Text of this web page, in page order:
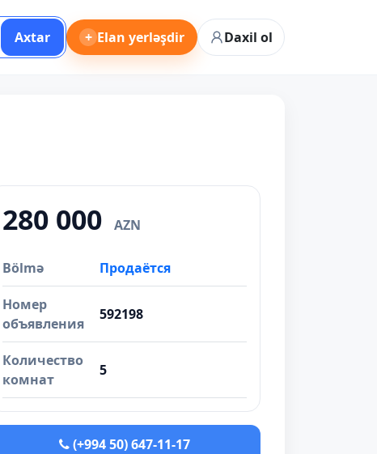
Axtar + Elan yerləşdir Daxil ol
280 000 AZN
Bölmə Продаётся
Номер
объявления
592198
Количество
комнат
5
(+994 50) 647-11-17